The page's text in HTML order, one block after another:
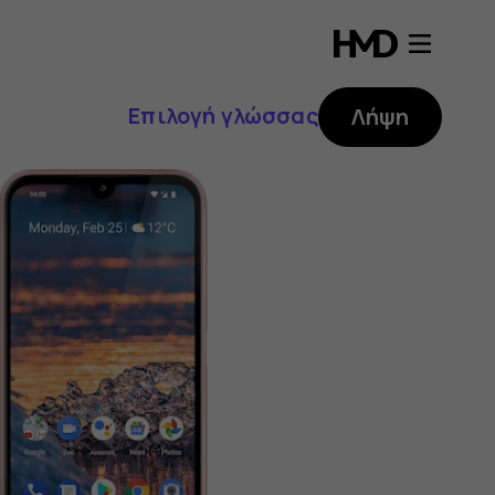
Επιλογή γλώσσας Λήψη